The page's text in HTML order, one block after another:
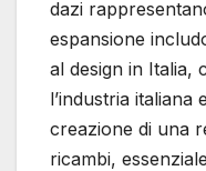
dazi
espansione
al design in Italia,
l’industria italiana
creazione di una
ricambi,